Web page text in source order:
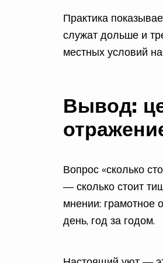
Практика
служат дольше и
местных условий
Вывод:
Вопрос «сколько
— сколько стоит
мнении: грамотное
день, год за годом.